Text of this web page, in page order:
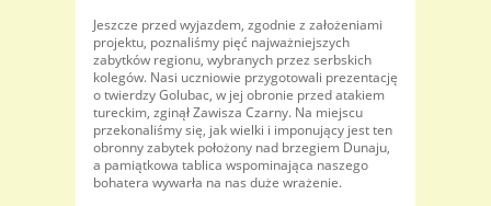
Jeszcze przed wyjazdem, zgodnie z założeniami
projektu, poznaliśmy pięć najważniejszych
zabytków regionu, wybranych przez serbskich
kolegów. Nasi uczniowie przygotowali prezentację
o twierdzy Golubac, w jej obronie przed atakiem
tureckim, zginął Zawisza Czarny. Na miejscu
przekonaliśmy się, jak wielki i imponujący jest ten
obronny zabytek położony nad brzegiem Dunaju,
a pamiątkowa tablica wspominająca naszego
bohatera wywarła na nas duże wrażenie.